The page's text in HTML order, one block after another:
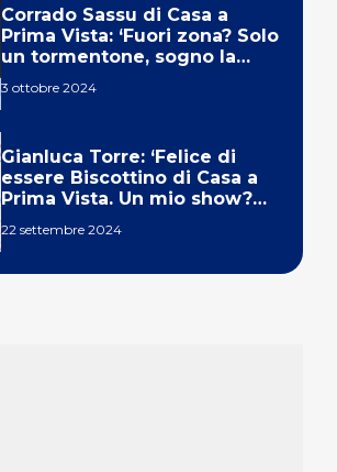
Corrado Sassu di Casa a
Prima Vista: ‘Fuori zona? Solo
un tormentone, sogno la
3 ottobre 2024
Gianluca Torre: ‘Felice di
essere Biscottino di Casa a
Prima Vista. Un mio show?
22 settembre 2024